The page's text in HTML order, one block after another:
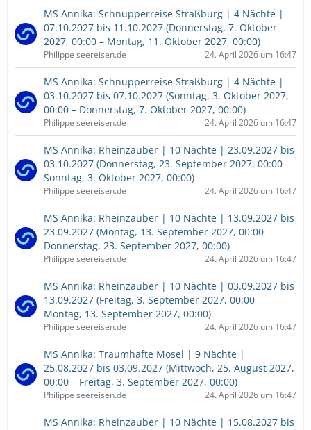
MS Annika: Schnupperreise Straßburg | 4 Nächte |
07.10.2027 bis 11.10.2027 (Donnerstag, 7. Oktober
2027, 00:00 – Montag, 11. Oktober 2027, 00:00)
Philippe seereisen.de 24. April 2026 um 16:47
MS Annika: Schnupperreise Straßburg | 4 Nächte |
03.10.2027 bis 07.10.2027 (Sonntag, 3. Oktober 2027,
00:00 – Donnerstag, 7. Oktober 2027, 00:00)
Philippe seereisen.de 24. April 2026 um 16:47
MS Annika: Rheinzauber | 10 Nächte | 23.09.2027 bis
03.10.2027 (Donnerstag, 23. September 2027, 00:00 –
Sonntag, 3. Oktober 2027, 00:00)
Philippe seereisen.de 24. April 2026 um 16:47
MS Annika: Rheinzauber | 10 Nächte | 13.09.2027 bis
23.09.2027 (Montag, 13. September 2027, 00:00 –
Donnerstag, 23. September 2027, 00:00)
Philippe seereisen.de 24. April 2026 um 16:47
MS Annika: Rheinzauber | 10 Nächte | 03.09.2027 bis
13.09.2027 (Freitag, 3. September 2027, 00:00 –
Montag, 13. September 2027, 00:00)
Philippe seereisen.de 24. April 2026 um 16:47
MS Annika: Traumhafte Mosel | 9 Nächte |
25.08.2027 bis 03.09.2027 (Mittwoch, 25. August 2027,
00:00 – Freitag, 3. September 2027, 00:00)
Philippe seereisen.de 24. April 2026 um 16:47
MS Annika: Rheinzauber | 10 Nächte | 15.08.2027 bis